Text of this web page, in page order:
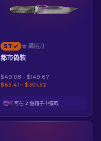
ST ★ 繩柄刀
都市偽裝
$49.08 - $149.67
$65.41 – $301.52
可在 2 個箱子中獲取